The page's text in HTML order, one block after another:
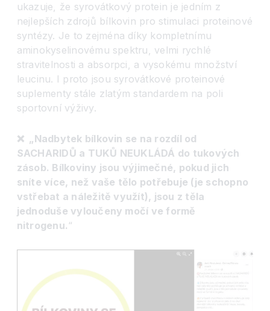
ukazuje, že syrovátkový protein je jedním z
nejlepších zdrojů bílkovin pro stimulaci proteinové
syntézy. Je to zejména díky kompletnímu
aminokyselinovému spektru, velmi rychlé
stravitelnosti a absorpci, a vysokému množství
leucinu. I proto jsou syrovátkové proteinové
suplementy stále zlatým standardem na poli
sportovní výživy.
❌ „Nadbytek bílkovin se na rozdíl od
SACHARIDŮ a TUKŮ NEUKLÁDÁ do tukových
zásob. Bílkoviny jsou výjimečné, pokud jich
sníte více, než vaše tělo potřebuje (je schopno
vstřebat a náležitě využít), jsou z těla
jednoduše vyloučeny močí ve formě
nitrogenu.“